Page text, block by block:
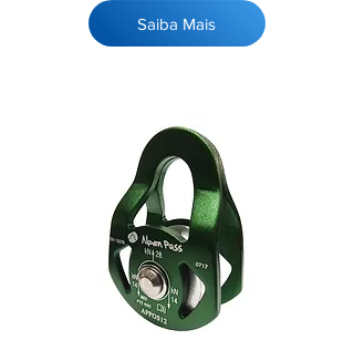
Saiba Mais